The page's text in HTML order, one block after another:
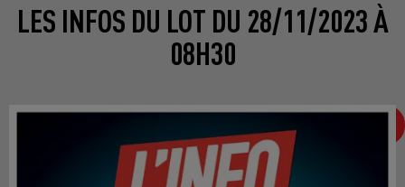
LES INFOS DU LOT DU 28/11/2023 À
08H30